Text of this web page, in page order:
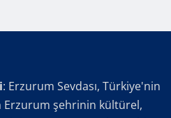
: Erzurum Sevdası, Türkiye'nin
Erzurum şehrinin kültürel,